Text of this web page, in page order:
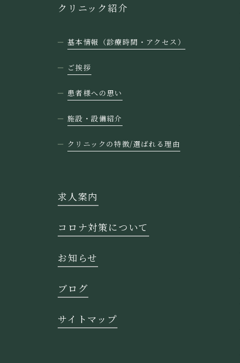
クリニック紹介
基本情報（診療時間・アクセス）
ご挨拶
患者様への思い
施設・設備紹介
クリニックの特徴/選ばれる理由
求人案内
コロナ対策について
お知らせ
ブログ
サイトマップ